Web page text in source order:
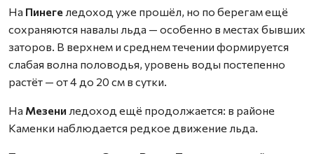
На Пинеге ледоход уже прошёл, но по берегам ещё
сохраняются навалы льда — особенно в местах бывших
заторов. В верхнем и среднем течении формируется
слабая волна половодья, уровень воды постепенно
растёт — от 4 до 20 см в сутки.
На Мезени ледоход ещё продолжается: в районе
Каменки наблюдается редкое движение льда.